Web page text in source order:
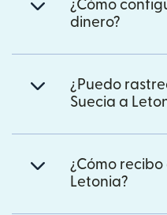
¿Cómo
dinero?
¿Puedo
Suecia a
¿Cómo
Letonia?